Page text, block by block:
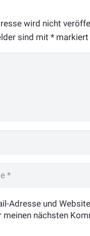
wird nicht
sind mit *markiert
Adresse und
meinen nächsten